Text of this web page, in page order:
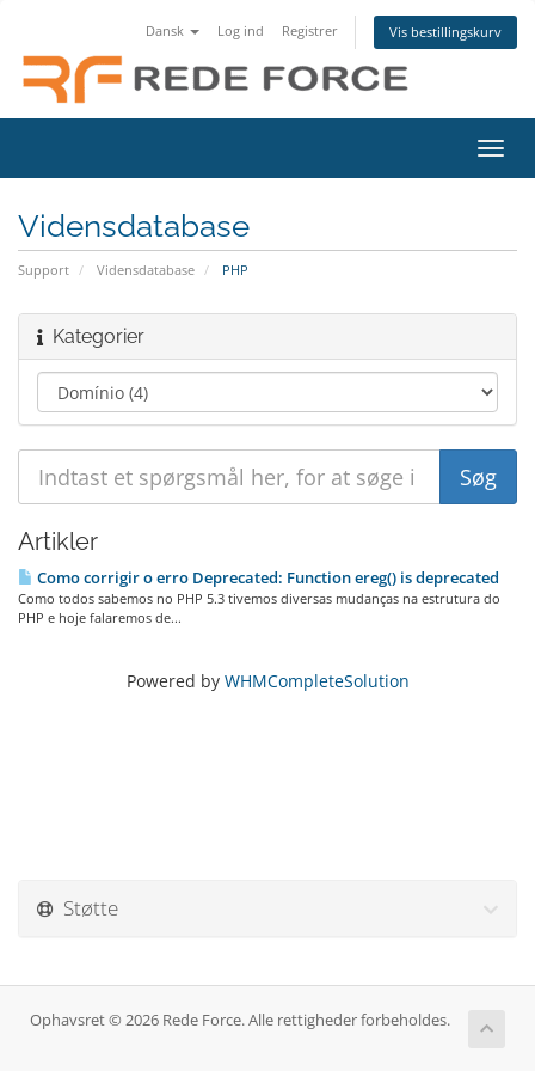
Dansk Log ind Registrer Vis bestillingskurv
Skift
Vidensdatabase
Support Vidensdatabase PHP
Kategorier
Artikler
Como corrigir o erro Deprecated: Function ereg() is deprecated
Como todos sabemos no PHP 5.3 tivemos diversas mudanças na estrutura do
PHP e hoje falaremos de...
Powered by WHMCompleteSolution
Støtte
Ophavsret © 2026 Rede Force. Alle rettigheder forbeholdes.